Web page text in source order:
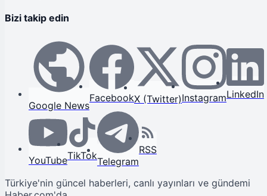
Bizi takip edin
Google News
FacebookX (Twitter)InstagramLinkedIn
YouTubeTikTokTelegram
RSS
Türkiye'nin güncel haberleri, canlı yayınları ve gündemi